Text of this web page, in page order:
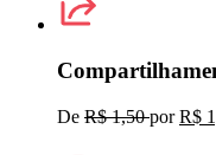
De R$ 1,50porR$